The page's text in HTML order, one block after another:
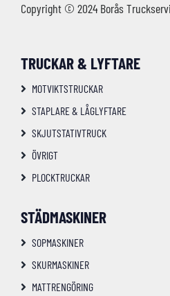
Copyright © 2024 Borås
TRUCKAR & LYFTARE
MOTVIKTSTRUCKAR
STAPLARE & LÅGLYFTARE
SKJUTSTATIVTRUCK
ÖVRIGT
PLOCKTRUCKAR
STÄDMASKINER
SOPMASKINER
SKURMASKINER
MATTRENGÖRING